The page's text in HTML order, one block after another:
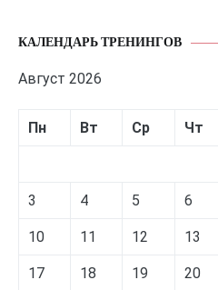
КАЛЕНДАРЬ ТРЕНИНГОВ
Август 2026
Пн Вт Ср Чт
3 4 5 6
10 11 12 13
17 18 19 20